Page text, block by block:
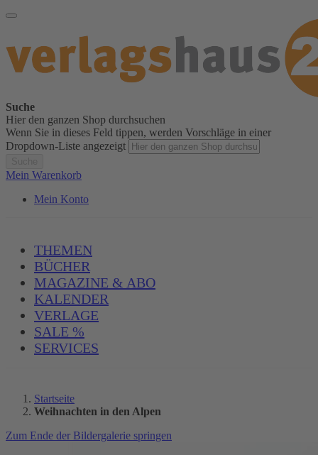
Suche
Hier den ganzen Shop durchsuchen
Wenn Sie in dieses Feld tippen, werden Vorschläge in einer
Dropdown-Liste angezeigt
Mein Warenkorb
Mein Konto
THEMEN
BÜCHER
MAGAZINE & ABO
KALENDER
VERLAGE
SALE %
SERVICES
Startseite
Weihnachten in den Alpen
Zum Ende der Bildergalerie springen